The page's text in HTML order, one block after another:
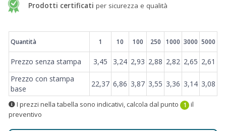
Prodotti certificati per sicurezza e qualità
Prezzi
Quantità 1 10 100 250 1000 3000 5000
Prezzo senza stampa 3,45 3,24 2,93 2,88 2,82 2,65 2,61
Prezzo con stampa
base
22,37 6,86 3,87 3,55 3,36 3,14 3,08
I prezzi nella tabella sono indicativi, calcola dal punto 1 il
preventivo